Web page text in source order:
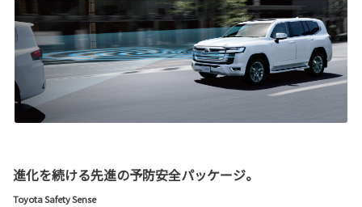
進化を続ける先進の予防安全パッケージ。
Toyota Safety Sense